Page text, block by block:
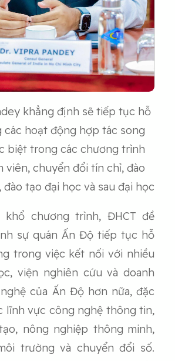
khẳng định sẽ tiếp tục hỗ
các hoạt động hợp tác song
biệt trong các chương trình
viên, chuyển đổi tín chỉ, đào
tạo đại học và sau đại học
khổ chương trình, ĐHCT đề
sự quán Ấn Độ tiếp tục hỗ
trong việc kết nối với nhiều
viện nghiên cứu và doanh
của Ấn Độ hơn nữa, đặc
lĩnh vực công nghệ thông tin,
nông nghiệp thông minh,
trường và chuyển đổi số.